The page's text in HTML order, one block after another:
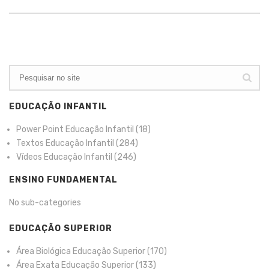
EDUCAÇÃO INFANTIL
Power Point Educação Infantil (18)
Textos Educação Infantil (284)
Vídeos Educação Infantil (246)
ENSINO FUNDAMENTAL
No sub-categories
EDUCAÇÃO SUPERIOR
Área Biológica Educação Superior(170)
Área Exata Educação Superior(133)